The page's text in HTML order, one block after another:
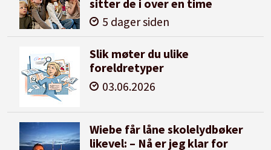
sitter de i over en time
5 dager siden
Slik møter du ulike
foreldretyper
03.06.2026
Wiebe får låne skolelydbøker
likevel: – Nå er jeg klar for